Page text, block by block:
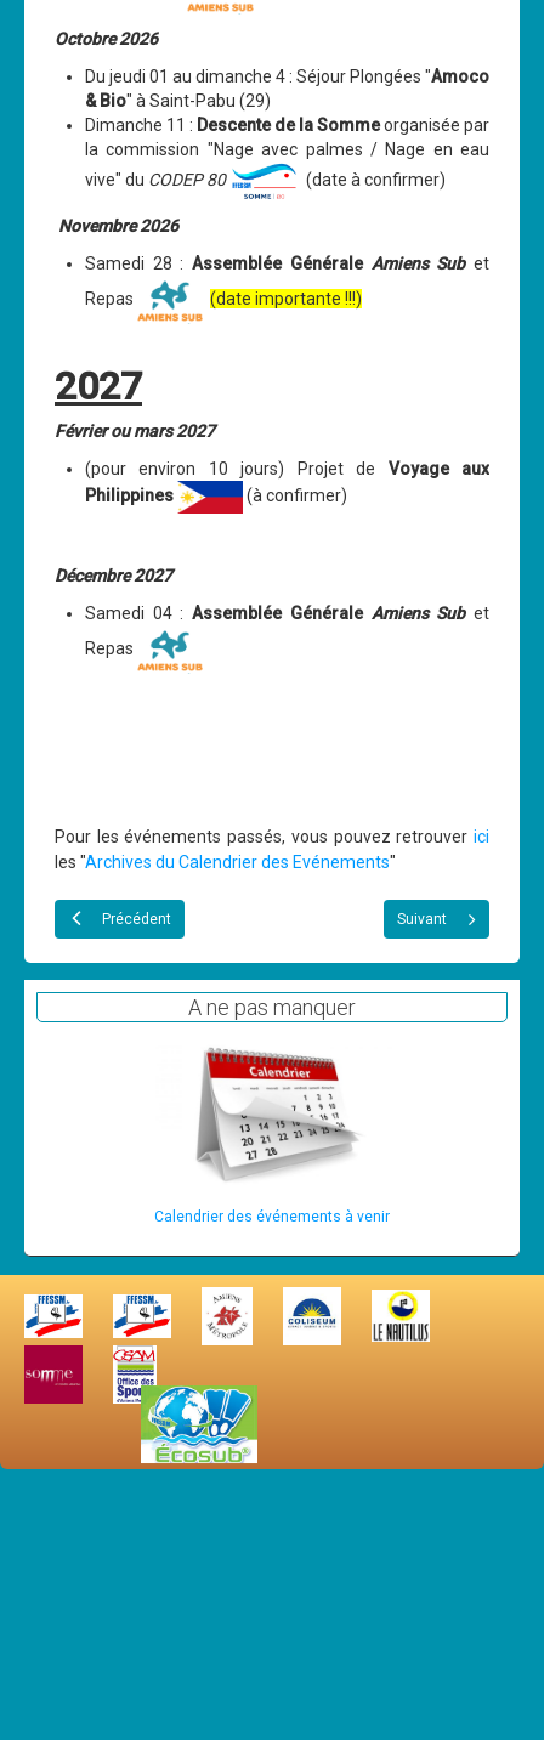
Nitrox
Cours
Annonces
Octobre 2026
Du jeudi 01 au dimanche 4 : Séjour Plongées "Amoco
& Bio" à Saint-Pabu (29)
Dimanche 11 : Descente de la Sommeorganisée par
la commission "Nage avec palmes / Nage en eau
vive" du CODEP 80 (date à confirmer)
Novembre 2026
Samedi 28 :Assemblée Générale Amiens Sub et
Repas
(date importante !!!)
2027
Février ou mars 2027
(pour environ 10 jours) Projet de Voyage aux
Philippines
(à confirmer)
Décembre 2027
Samedi 04 :Assemblée Générale Amiens Sub et
Repas
Pour les événements passés, vous pouvez retrouver ici
les "Archives du Calendrier des Evénements"
Précédent Suivant
A ne pas manquer
Calendrier des événements à venir